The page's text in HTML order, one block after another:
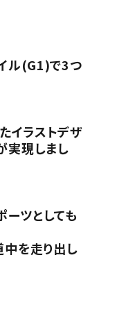
ル(G1)で3つ
イラストデザ
実現しまし
ーツとしても
を走り出し